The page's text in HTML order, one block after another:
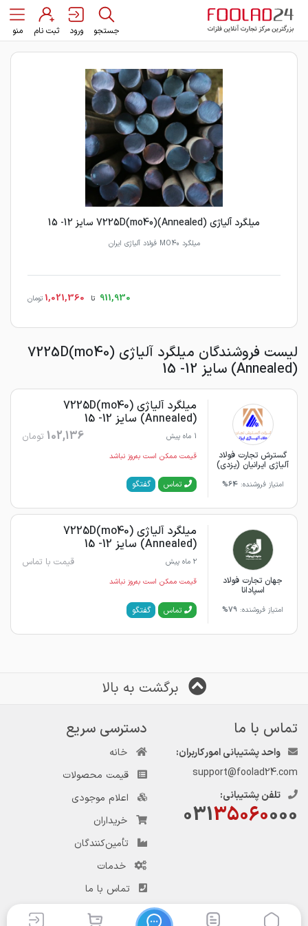
جستجو ورود ثبت نام منو
میلگرد آلیاژی 7225D(mo40)(Annealed) سایز 12- 15
میلگرد MO40 فولاد آلیاژی ایران
911,930 تا 1,021,360 تومان
لیست فروشندگان میلگرد آلیاژی 7225D(mo40)
(Annealed) سایز 12- 15
گسترش تجارت فولاد
آلیاژی ایرانیان (یزدی)
امتیاز فروشنده:64%
میلگرد آلیاژی 7225D(mo40)
(Annealed) سایز 12- 15
1 ماه پیش 102,136 تومان
قیمت ممکن است به‌روز نباشد
تماس گفتگو
جهان تجارت فولاد
اسپادانا
امتیاز فروشنده: 79%
میلگرد آلیاژی 7225D(mo40)
(Annealed) سایز 12- 15
2 ماه پیش قیمت با تماس
قیمت ممکن است به‌روز نباشد
تماس گفتگو
برگشت به بالا
تماس با ما
واحد پشتیبانی امور کاربران:
support@foolad24.com
تلفن پشتیبانی:
03135060000
دسترسی سریع
خانه
قیمت محصولات
اعلام موجودی
خریداران
تأمین‌کنندگان
خدمات
تماس با ما